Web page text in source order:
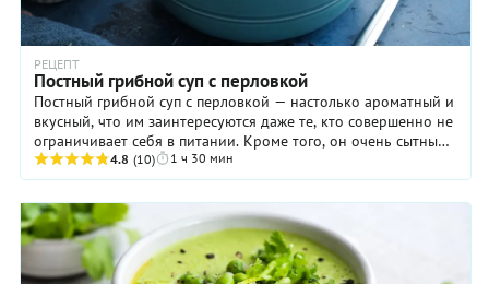
РЕЦЕПТ
Постный грибной суп с перловкой
Постный грибной суп с перловкой — настолько ароматный и
вкусный, что им заинтересуются даже те, кто совершенно не
ограничивает себя в питании. Кроме того, он очень сытный
и густой, что, опять же, ...
4.8 (10) 1 ч 30 мин